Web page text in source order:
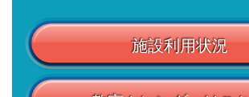
施設利用状況